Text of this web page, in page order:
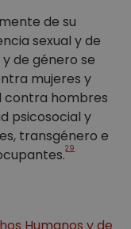
de su
sexual y de
de género se
mujeres y
contra hombres
psicosocial y
transgénero e
29